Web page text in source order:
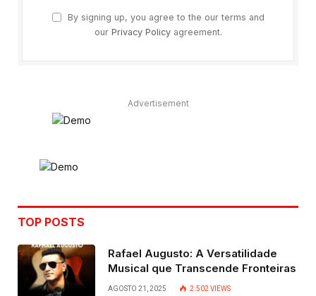
By signing up, you agree to the our terms and
our Privacy Policyagreement.
Advertisement
TOP POSTS
Rafael Augusto: A Versatilidade
Musical que Transcende Fronteiras
AGOSTO 21, 2025 2.502 VIEWS